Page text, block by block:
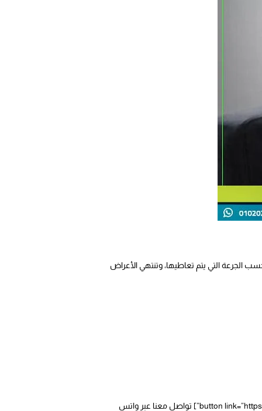
الجرعة التي يتم تعاطيها، وتنتهي الأعراض
[button link=”tel:01020226226″ type=”big”] اتصل بنا الان[/button] [button link=”https://wa.me/201020226226″ type=”big” color=”green”] تواصل معنا عبر واتس